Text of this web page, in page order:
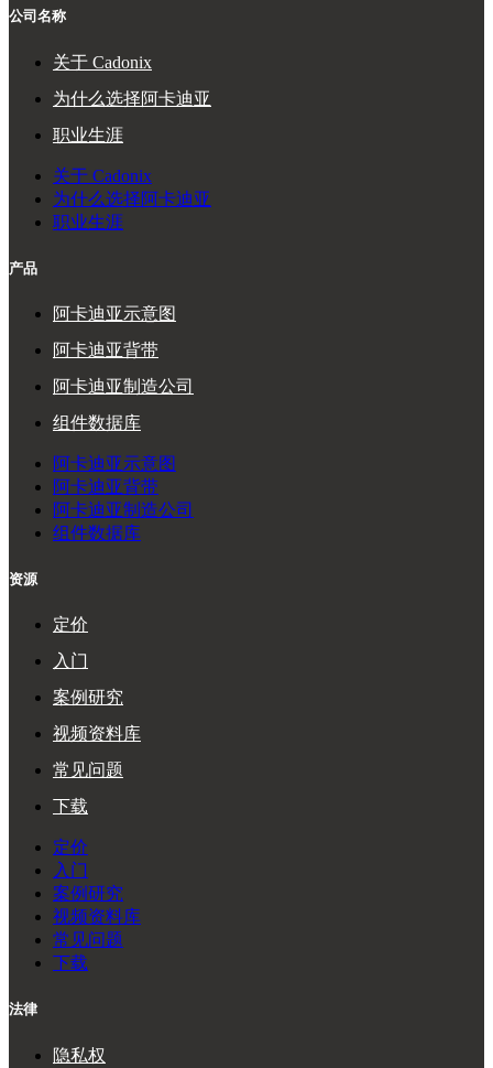
公司名称
关于 Cadonix
为什么选择阿卡迪亚
职业生涯
关于 Cadonix
为什么选择阿卡迪亚
职业生涯
产品
阿卡迪亚示意图
阿卡迪亚背带
阿卡迪亚制造公司
组件数据库
阿卡迪亚示意图
阿卡迪亚背带
阿卡迪亚制造公司
组件数据库
资源
定价
入门
案例研究
视频资料库
常见问题
下载
定价
入门
案例研究
视频资料库
常见问题
下载
法律
隐私权